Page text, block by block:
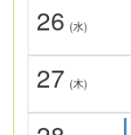
26 (水)
27 (木)